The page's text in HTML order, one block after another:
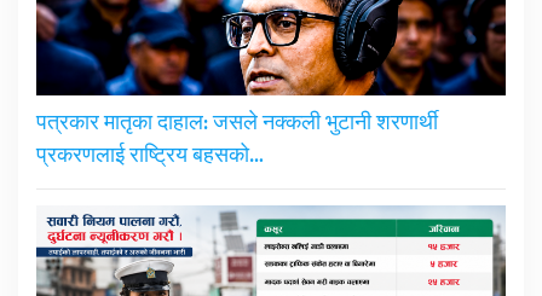
पत्रकार मातृका दाहाल: जसले नक्कली भुटानी शरणार्थी
प्रकरणलाई राष्ट्रिय बहसको…